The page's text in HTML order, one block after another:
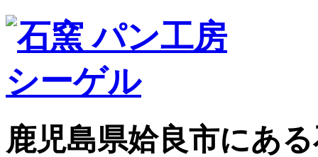
鹿児島県姶良市にあ